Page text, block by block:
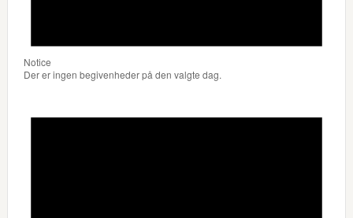
Notice
Der er ingen begivenheder på den valgte dag.